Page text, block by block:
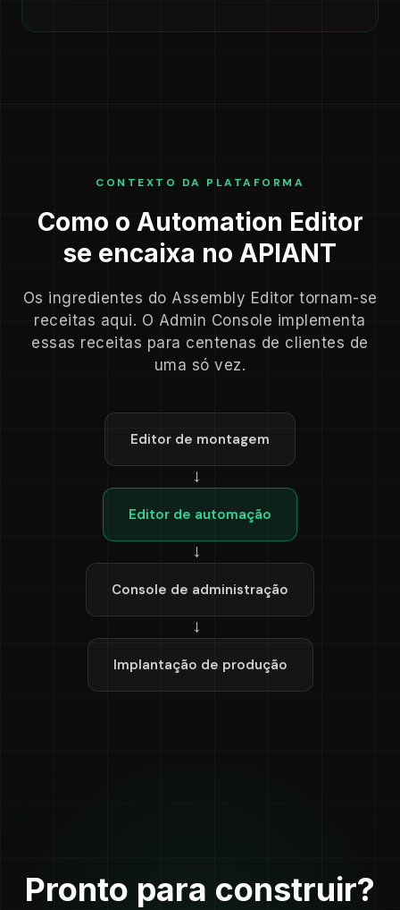
CONTEXTO DA PLATAFORMA
Como o Automation Editor
se encaixa no APIANT
Os ingredientes do Assembly Editor tornam-se
receitas aqui. O Admin Console implementa
essas receitas para centenas de clientes de
uma só vez.
Editor de montagem
→
Editor de automação
→
Console de administração
→
Implantação de produção
Pronto para construir?